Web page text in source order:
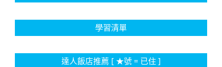
學習清單
達人飯店推薦 [ ★號 = 已住 ]